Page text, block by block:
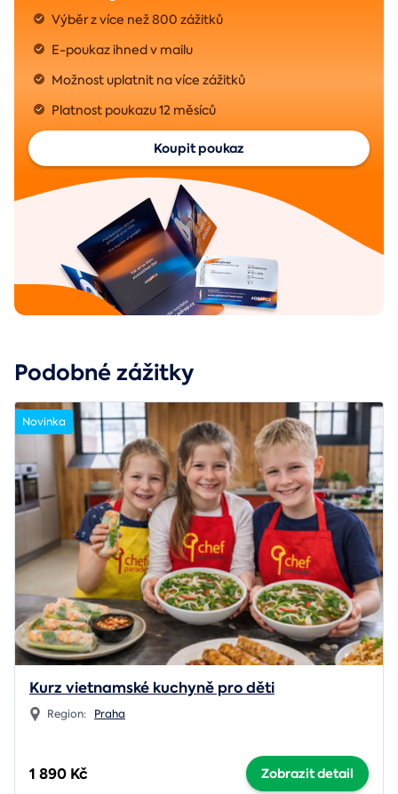
Výběr z více než 800 zážitků
E-poukaz ihned v mailu
Možnost uplatnit na více zážitků
Platnost poukazu 12 měsíců
Koupit poukaz
Podobné zážitky
Novinka
Kurz vietnamské kuchyně pro děti
Region: Praha
1 890 Kč Zobrazit detail